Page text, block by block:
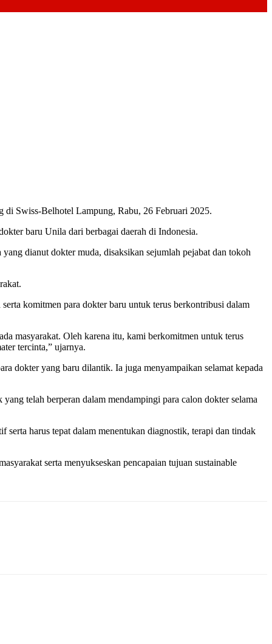
di Swiss-Belhotel Lampung, Rabu, 26 Februari 2025.
baru Unila dari berbagai daerah di Indonesia.
dianut dokter muda, disaksikan sejumlah pejabat dan tokoh
komitmen para dokter baru untuk terus berkontribusi dalam
masyarakat. Oleh karena itu, kami berkomitmen untuk terus
tercinta,” ujarnya.
dokter yang baru dilantik. Ia juga menyampaikan selamat kepada
telah berperan dalam mendampingi para calon dokter selama
serta harus tepat dalam menentukan diagnostik, terapi dan tindak
serta menyukseskan pencapaian tujuan sustainable